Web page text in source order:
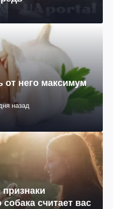
от него максимум
назад
считает вас